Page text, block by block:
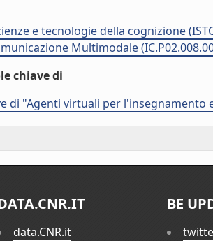
e tecnologie della cognizione
Multimodale
chiave di
di "Agenti virtuali per l'insegnamento
data.CNR.it
BE